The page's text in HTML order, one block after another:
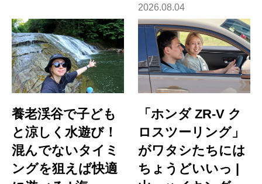
2026.08.04
養老渓谷で子ども
と涼しく水遊び！
混んでないタイミ
ングを狙えば快適
「ホンダ ZR-V ク
ロスツーリング」
がワタシたちには
ちょうどいいっ |